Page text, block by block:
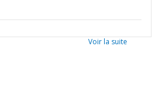
Voir la suite